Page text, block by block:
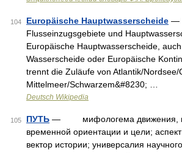
104 Europäische Hauptwasserscheide —
Flusseinzugsgebiete und
Europäische Hauptwasserscheide,
Wasserscheide oder Europäische
trennt die Zuläufe von Atlantik/Nordsee/
Mittelmeer/Schwarzem&#8230; …
Deutsch Wikipedia
105 ПУТЬ — мифологема движения,
временной ориентации и цели;
вектор истории; универсалия